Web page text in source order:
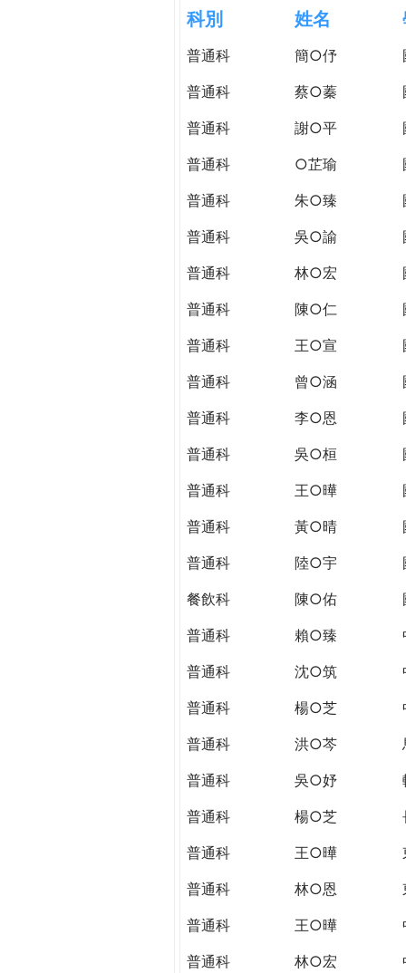
h
e
r
科別 姓名
普通科 簡○伃
普通科
蔡○蓁
普通科
謝○平
普通科
○芷瑜
普通科
朱○臻
普通科
吳○諭
普通科
林○宏
普通科
陳○仁
普通科
王○宣
普通科
曾○涵
普通科
李○恩
普通科
吳○桓
普通科
王○曄
普通科
黃○晴
普通科
陸○宇
餐飲科
陳○佑
普通科
賴○臻
普通科
沈○筑
普通科
楊○芝
普通科
洪○芩
普通科
吳○妤
普通科
楊○芝
普通科
王○曄
普通科
林○恩
普通科
王○曄
普通科
林○宏